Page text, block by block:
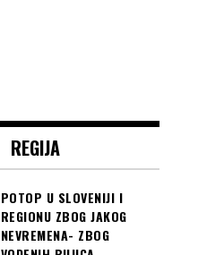
REGIJA
POTOP U SLOVENIJI I
REGIONU ZBOG JAKOG
NEVREMENA- ZBOG